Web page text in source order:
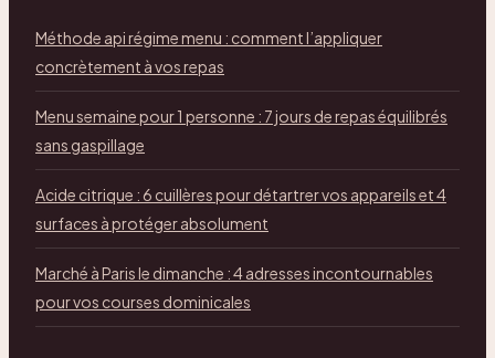
Méthode api régime menu : comment l’appliquer
concrètement à vos repas
Menu semaine pour 1 personne : 7 jours de repas équilibrés
sans gaspillage
Acide citrique : 6 cuillères pour détartrer vos appareils et 4
surfaces à protéger absolument
Marché à Paris le dimanche : 4 adresses incontournables
pour vos courses dominicales